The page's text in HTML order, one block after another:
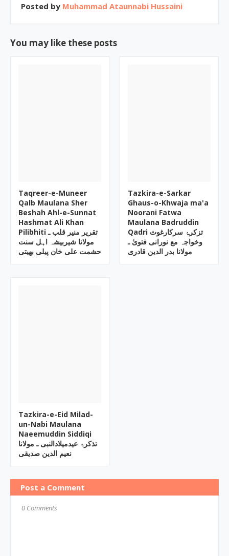
Posted by Muhammad Ataunnabi Hussaini
You may like these posts
Taqreer-e-Muneer
Qalb Maulana Sher
Beshah Ahl-e-Sunnat
Hashmat Ali Khan
Pilibhiti تقریر منیر قلب ـ
مولانا شیربیشہ اہل سنت
حشمت علی خان پیلی بھیتی
Tazkira-e-Sarkar
Ghaus-o-Khwaja ma'a
Noorani Fatwa
Maulana Badruddin
Qadri تزکرۂ سرکارغوث
وخواجہ مع نورانی فتویٰ ـ
مولانا بدر الدین قادری
Tazkira-e-Eid Milad-
un-Nabi Maulana
Naeemuddin Siddiqi
تذکرۂ عیدمیلادالنبی ـ مولانا
نعیم الدین صدیقی
Post a Comment
0 Comments